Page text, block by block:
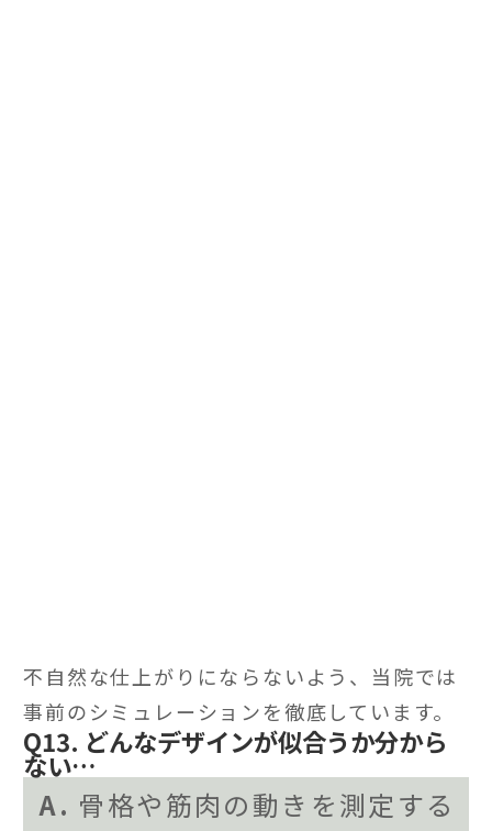
不自然な仕上がりにならないよう、当院では
事前のシミュレーションを徹底しています。
Q13. どんなデザインが似合うか分から
ない…
A. 骨格や筋肉の動きを測定する